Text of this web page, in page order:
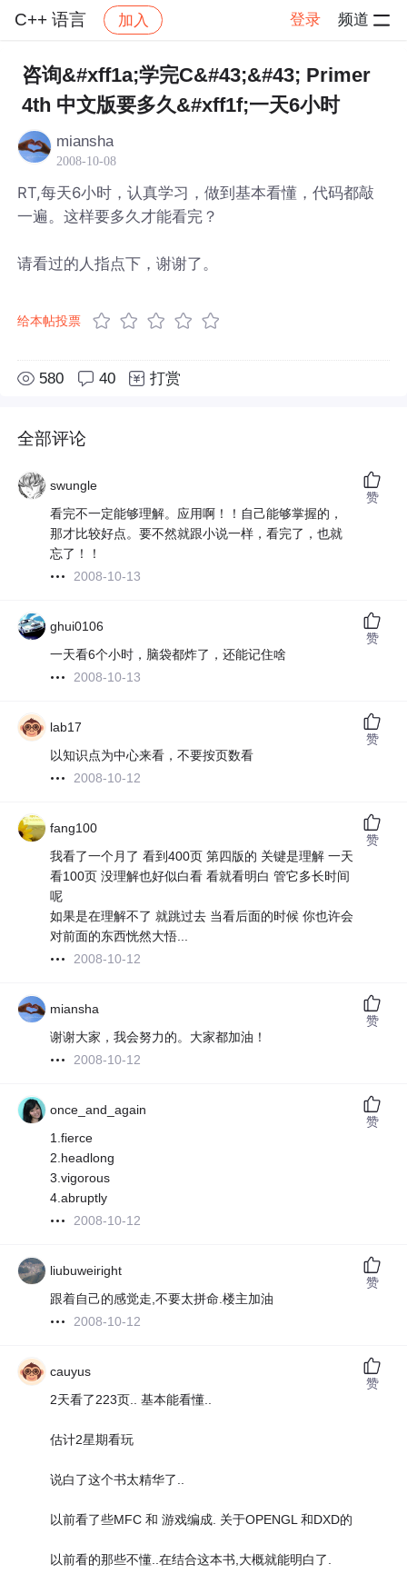
C++ 语言 加入 登录 频道
社区 C++ 语言 帖子详情
咨询&#xff1a;学完C&#43;&#43; Primer
4th 中文版要多久&#xff1f;一天6小时
miansha
2008-10-08
RT,每天6小时，认真学习，做到基本看懂，代码都敲
一遍。这样要多久才能看完？
请看过的人指点下，谢谢了。
给本帖投票
580 40 打赏
全部评论
swungle
看完不一定能够理解。应用啊！！自己能够掌握的，
那才比较好点。要不然就跟小说一样，看完了，也就
忘了！！
2008-10-13
赞
ghui0106
一天看6个小时，脑袋都炸了，还能记住啥
2008-10-13
赞
lab17
以知识点为中心来看，不要按页数看
2008-10-12
赞
fang100
我看了一个月了 看到400页 第四版的 关键是理解 一天
看100页 没理解也好似白看 看就看明白 管它多长时间
呢
如果是在理解不了 就跳过去 当看后面的时候 你也许会
对前面的东西恍然大悟...
2008-10-12
赞
miansha
谢谢大家，我会努力的。大家都加油！
2008-10-12
赞
once_and_again
1.fierce
2.headlong
3.vigorous
4.abruptly
2008-10-12
赞
liubuweiright
跟着自己的感觉走,不要太拼命.楼主加油
2008-10-12
赞
cauyus
2天看了223页.. 基本能看懂..
估计2星期看玩
说白了这个书太精华了..
以前看了些MFC 和 游戏编成. 关于OPENGL 和DXD的
以前看的那些不懂..在结合这本书,大概就能明白了.
赞